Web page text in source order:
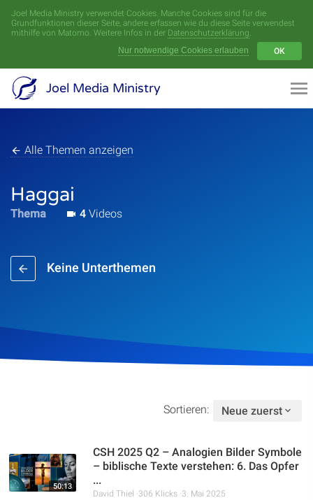
Joel Media Ministry verwendet Cookies. Manche Cookies sind für die
Grundfunktionen dieser Seite, andere erfassen wie du diese Seite verwendest
mithilfe von Matomo. Weitere Infos in der Datenschutzerklärung.
Nur notwendige Cookies erlauben
OK
Joel Media Ministry
Alle Themen anzeigen
Haggai
Thema 4 Videos
Keine Unterthemen
Sortieren: Neue zuerst
50:13
CSH 2025 Q2 – Analogien Bilder Symbole
– biblische Texte verstehen: 6. Das Opfer
...
David Thiel 306 Klicks 3. Mai 2025
Menü
Videoarchiv
Podcasts
Studienzentrum
Über Uns
Kontakt